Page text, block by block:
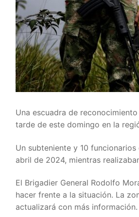
Una escuadra de
tarde de este domingo en la
Un subteniente y 10
abril de 2024, mientras
El Brigadier General Rodolfo
hacer frente a la situación. La
actualizará con más información.